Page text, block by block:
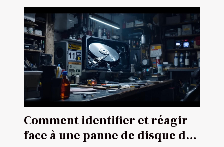
Comment identifier et réagir
face à une panne de disque dur